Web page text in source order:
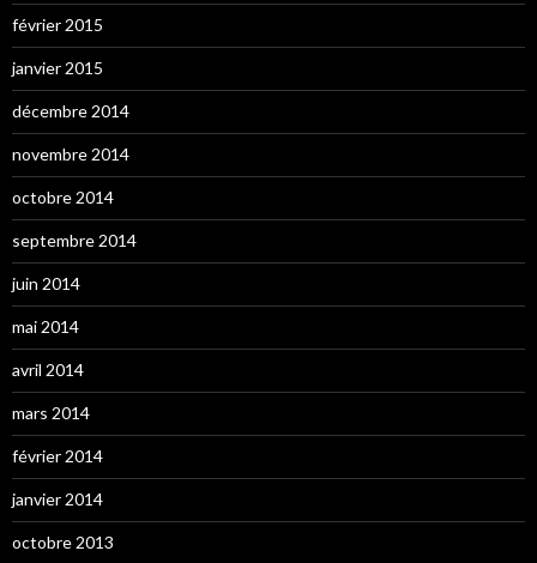
février 2015
janvier 2015
décembre 2014
novembre 2014
octobre 2014
septembre 2014
juin 2014
mai 2014
avril 2014
mars 2014
février 2014
janvier 2014
octobre 2013